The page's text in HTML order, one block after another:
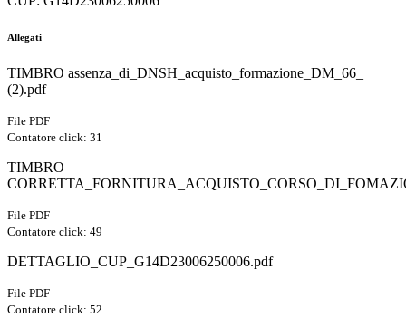
Allegati
TIMBRO assenza_di_DNSH_acquisto_formazione_DM_66_
(2).pdf
File PDF
Contatore click: 31
TIMBRO
File PDF
Contatore click: 49
DETTAGLIO_CUP_G14D23006250006.pdf
File PDF
Contatore click: 52